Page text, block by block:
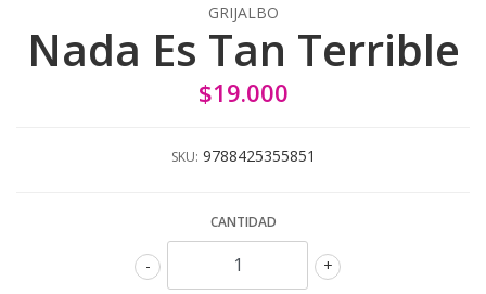
GRIJALBO
Nada Es Tan Terrible
$19.000
SKU: 9788425355851
CANTIDAD
+
-